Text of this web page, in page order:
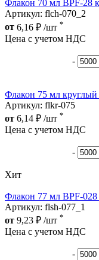
Флакон 70 мл BPF-28
Артикул: flch-070_2
от 6,16 ₽ /шт *
Цена с учетом НДС
-
Флакон 75 мл
Артикул: flkr-075
от 6,14 ₽ /шт *
Цена с учетом НДС
-
Хит
Флакон 77 мл BPF-
Артикул: flsh-077_1
от 9,23 ₽ /шт *
Цена с учетом НДС
-